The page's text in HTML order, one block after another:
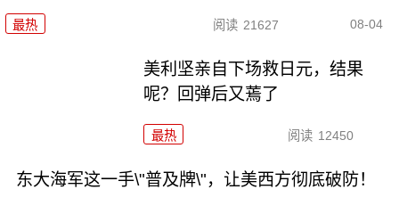
最热 阅读 21627 08-04
美利坚亲自下场救日元，结果
呢？回弹后又蔫了
最热 阅读 12450
东大海军这一手\"普及牌\"，让美西方彻底破防！